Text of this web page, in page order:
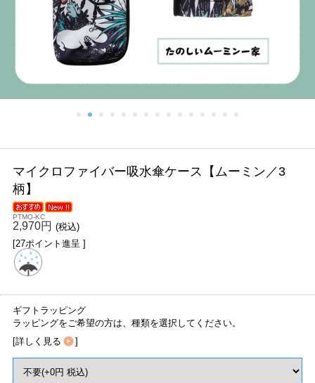
マイクロファイバー吸水傘ケース【ムーミン／3
柄】
PTMO-KC
2,970円 (税込)
[27ポイント進呈 ]
ギフトラッピング
ラッピングをご希望の方は、種類を選択してください。
[詳しく見る ]